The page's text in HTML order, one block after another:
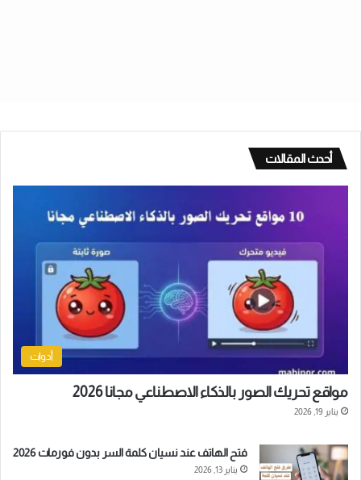
أحدث المقالات
أدوات
مواقع تحريك الصور بالذكاء الاصطناعي مجانا 2026
يناير 19, 2026
فتح الهاتف عند نسيان كلمة السر بدون فورمات 2026
يناير 13, 2026